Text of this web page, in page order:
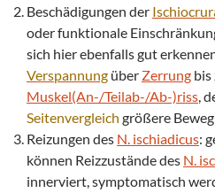
Beschädigungen der
oder funktionale
sich hier ebenfalls gut
Verspannung über Zerrung bis
Muskel(An-/Teilab-/Ab-)riss,
Seitenvergleich größere
Reizungen des N. ischiadicus:
können Reizzustände des N.
innerviert, symptomatisch